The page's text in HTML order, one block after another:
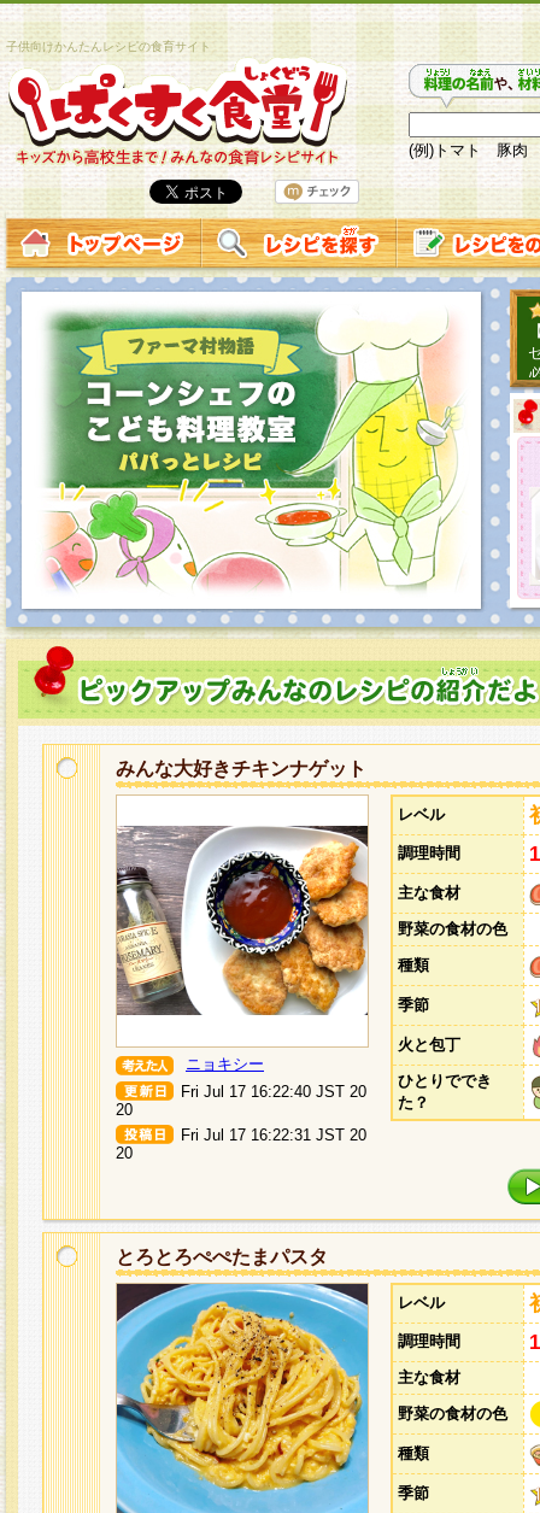
子供向けかんたんレシピの食育サイト
(例)トマト 豚肉
みんな大好きチキンナゲット
ニョキシー
Fri Jul 17 16:22:40 JST 20
20
Fri Jul 17 16:22:31 JST 20
20
レベル
調理時間
主な食材
野菜の食材の色
種類
季節
火と包丁
ひとりででき
た？
とろとろぺぺたまパスタ
レベル
調理時間
主な食材
野菜の食材の色
種類
季節